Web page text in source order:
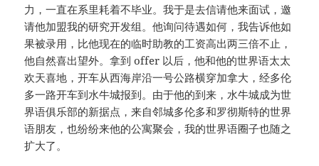
力，一直在系里耗着不毕业。我于是去信请他来面试，邀
请他加盟我的研究开发组。他询问待遇如何，我告诉他如
果被录用，比他现在的临时助教的工资高出两三倍不止，
他自然喜出望外。拿到 offer 以后，他和他的世界语太太
欢天喜地，开车从西海岸沿一号公路横穿加拿大，经多伦
多一路开车到水牛城报到。由于他的到来，水牛城成为世
界语俱乐部的新据点，来自邻城多伦多和罗彻斯特的世界
语朋友，也纷纷来他的公寓聚会，我的世界语圈子也随之
扩大了。